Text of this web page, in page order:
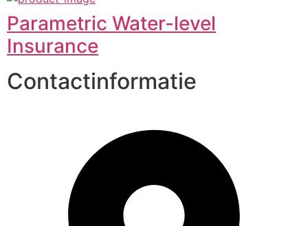
Parametric Water-level
Insurance
Contactinformatie